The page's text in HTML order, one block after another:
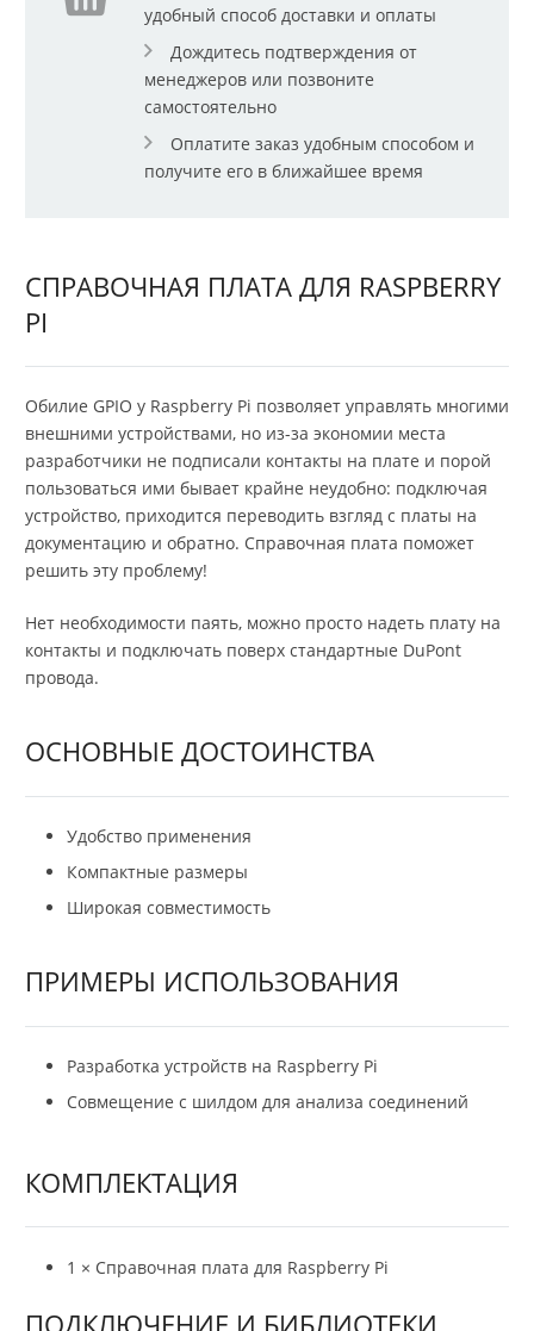
удобный способ доставки и оплаты
Дождитесь подтверждения от
менеджеров или позвоните
самостоятельно
Оплатите заказ удобным способом и
получите его в ближайшее время
СПРАВОЧНАЯ ПЛАТА ДЛЯ RASPBERRY
PI
Обилие GPIO у Raspberry Pi позволяет управлять многими
внешними устройствами, но из-за экономии места
разработчики не подписали контакты на плате и порой
пользоваться ими бывает крайне неудобно: подключая
устройство, приходится переводить взгляд с платы на
документацию и обратно. Справочная плата поможет
решить эту проблему!
Нет необходимости паять, можно просто надеть плату на
контакты и подключать поверх стандартные DuPont
провода.
ОСНОВНЫЕ ДОСТОИНСТВА
Удобство применения
Компактные размеры
Широкая совместимость
ПРИМЕРЫ ИСПОЛЬЗОВАНИЯ
Разработка устройств на Raspberry Pi
Совмещение с шилдом для анализа соединений
КОМПЛЕКТАЦИЯ
1 × Справочная плата для Raspberry Pi
ПОДКЛЮЧЕНИЕ И БИБЛИОТЕКИ